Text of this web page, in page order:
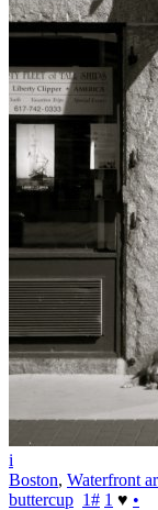
i
Boston, Waterfront
buttercup 1# 1 ♥ •